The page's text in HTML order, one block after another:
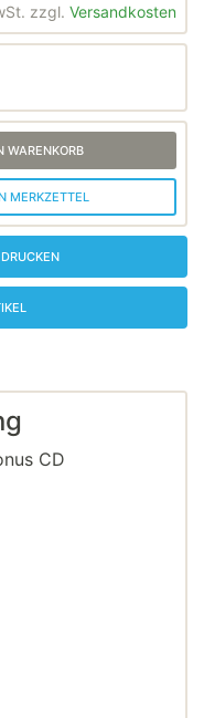
zzgl. Versandkosten
WARENKORB
MERKZETTEL
CD